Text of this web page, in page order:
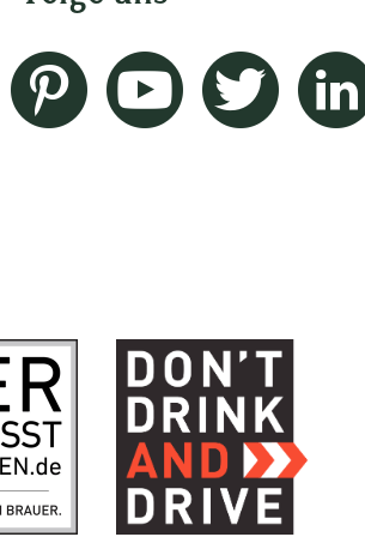
Facebook Pinterest Youtube Twitter